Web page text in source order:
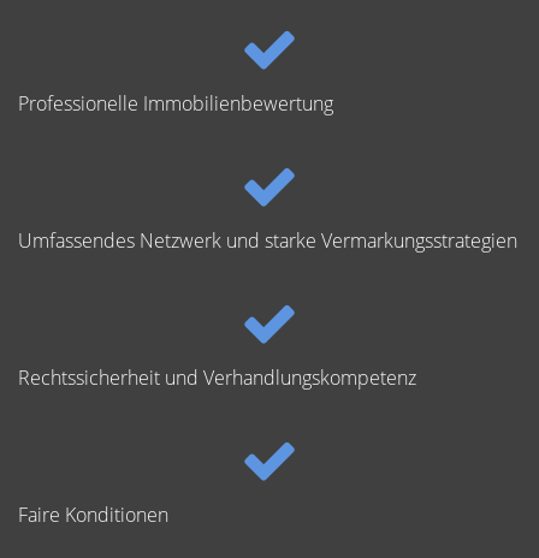
Professionelle Immobilienbewertung
Umfassendes Netzwerk und starke Vermarkungsstrategien
Rechtssicherheit und Verhandlungskompetenz
Faire Konditionen